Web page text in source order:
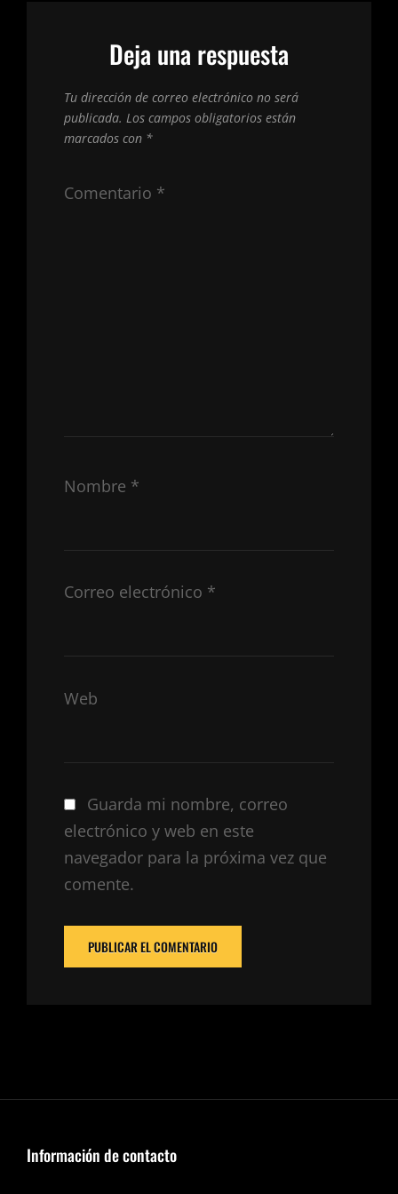
Deja una respuesta
Tu dirección de correo electrónico no será
publicada. Los campos obligatorios están
marcados con *
Comentario *
Nombre *
Correo electrónico *
Web
Guarda mi nombre, correo
electrónico y web en este
navegador para la próxima vez que
comente.
Información de contacto